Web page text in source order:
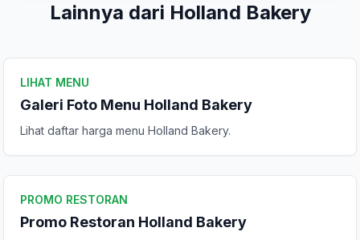
Lainnya dari Holland Bakery
LIHAT MENU
Galeri Foto Menu Holland Bakery
Lihat daftar harga menu Holland Bakery.
PROMO RESTORAN
Promo Restoran Holland Bakery
Tulis Ulasan
Peringkat Anda
Komentar Anda